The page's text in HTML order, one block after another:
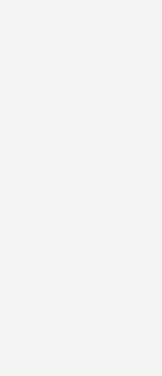
CRÍTICO DE
en sí; su
Lo que su
más
empatía y